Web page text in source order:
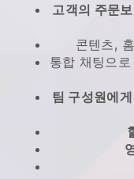
고객의 주문
콘텐츠,
통합 채팅으로
팀 구성원에